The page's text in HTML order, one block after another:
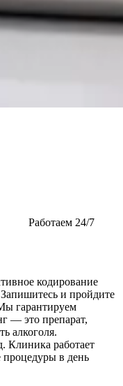
Работаем 24/7
кодирование
и пройдите
гарантируем
— это препарат,
алкоголя.
Клиника работает
процедуры в день